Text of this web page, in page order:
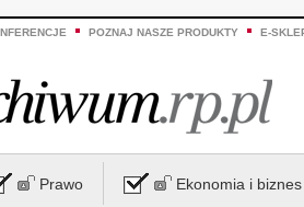
POZNAJ NASZE PRODUKTY E-
Prawo Ekonomia i biznes